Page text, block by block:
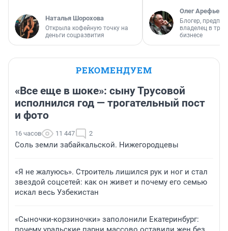
Наталья Шорохова
Открыла кофейную точку на
деньги соцразвития
Олег Арефьев
Блогер,
владелец в
бизнесе
РЕКОМЕНДУЕМ
«Все еще в шоке»: сыну Трусовой
исполнился год — трогательный пост
и фото
16 часов 11 447 2
Соль земли забайкальской. Нижегородцевы
«Я не жалуюсь». Строитель лишился рук и ног и стал
звездой соцсетей: как он живет и почему его семью
искал весь Узбекистан
«Сыночки-корзиночки» заполонили Екатеринбург: